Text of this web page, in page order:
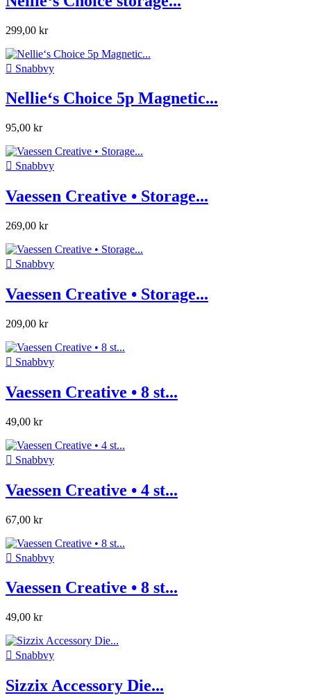
299,00 kr
 Snabbvy
Nellie‘s Choice 5p Magnetic...
95,00 kr
 Snabbvy
Vaessen Creative • Storage...
269,00 kr
 Snabbvy
Vaessen Creative • Storage...
209,00 kr
 Snabbvy
Vaessen Creative • 8 st...
49,00 kr
 Snabbvy
Vaessen Creative • 4 st...
67,00 kr
 Snabbvy
Vaessen Creative • 8 st...
49,00 kr
 Snabbvy
Sizzix Accessory Die...